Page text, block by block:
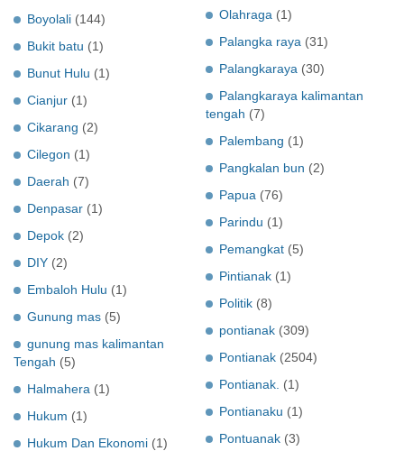
Boyolali (144)
Bukit batu (1)
Bunut Hulu (1)
Cianjur (1)
Cikarang (2)
Cilegon (1)
Daerah (7)
Denpasar (1)
Depok (2)
DIY (2)
Embaloh Hulu (1)
Gunung mas (5)
gunung mas kalimantan
Tengah (5)
Halmahera (1)
Hukum (1)
Hukum Dan Ekonomi (1)
Olahraga (1)
Palangka raya (31)
Palangkaraya (30)
Palangkaraya kalimantan
tengah (7)
Palembang (1)
Pangkalan bun (2)
Papua (76)
Parindu (1)
Pemangkat (5)
Pintianak (1)
Politik (8)
pontianak (309)
Pontianak (2504)
Pontianak. (1)
Pontianaku (1)
Pontuanak (3)